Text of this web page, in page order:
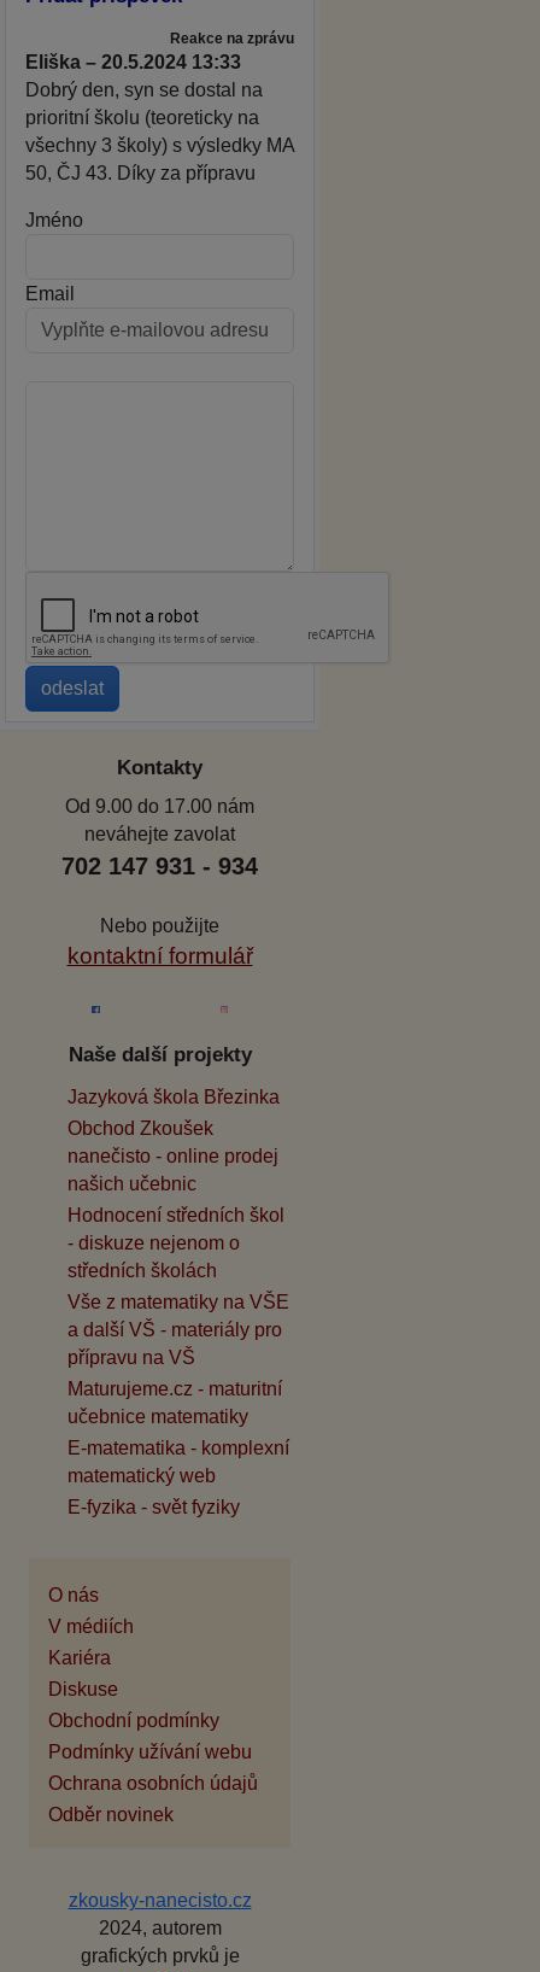
Reakce na zprávu
Eliška – 20.5.2024 13:33
Dobrý den, syn se dostal na
prioritní školu (teoreticky na
všechny 3 školy) s výsledky MA
50, ČJ 43. Díky za přípravu
Jméno
Email
Kontakty
Od 9.00 do 17.00 nám
neváhejte zavolat
702 147 931 - 934
Nebo použijte
kontaktní formulář
Naše další projekty
Jazyková škola Březinka
Obchod Zkoušek
nanečisto - online prodej
našich učebnic
Hodnocení středních škol
- diskuze nejenom o
středních školách
Vše z matematiky na VŠE
a další VŠ - materiály pro
přípravu na VŠ
Maturujeme.cz - maturitní
učebnice matematiky
E-matematika - komplexní
matematický web
E-fyzika - svět fyziky
O nás
V médiích
Kariéra
Diskuse
Obchodní podmínky
Podmínky užívání webu
Ochrana osobních údajů
Odběr novinek
zkousky-nanecisto.cz
2024, autorem
grafických prvků je